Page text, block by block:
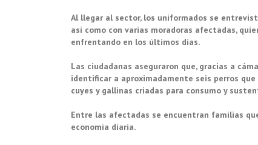
Al llegar al sector, los uniformados se
así como con varias moradoras afectadas,
enfrentando en los últimos días.
Las ciudadanas aseguraron que, gracias a
identificar a aproximadamente seis perros
cuyes y gallinas criadas para consumo y
Entre las afectadas se encuentran familias
economía diaria.